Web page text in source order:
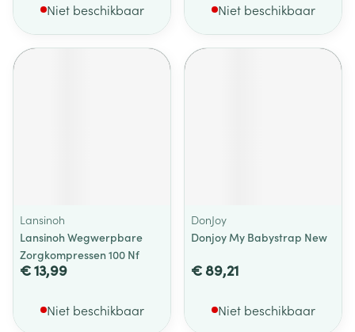
Niet beschikbaar Niet beschikbaar
Lansinoh
Lansinoh Wegwerpbare
Zorgkompressen 100 Nf
€ 13,99
Niet beschikbaar
DonJoy
Donjoy My Babystrap New
€ 89,21
Niet beschikbaar